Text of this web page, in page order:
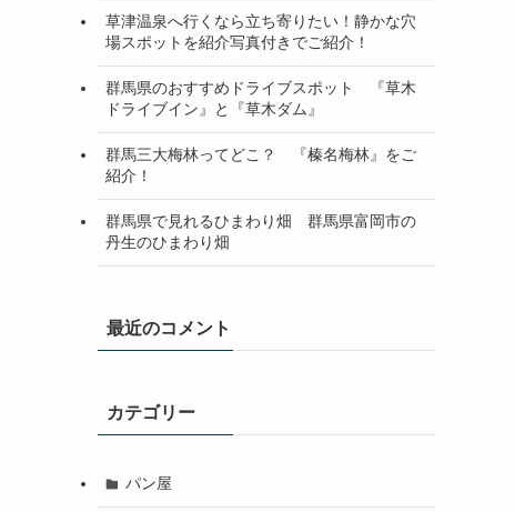
草津温泉へ行くなら立ち寄りたい！静かな穴
場スポットを紹介写真付きでご紹介！
群馬県のおすすめドライブスポット 『草木
ドライブイン』と『草木ダム』
群馬三大梅林ってどこ？ 『榛名梅林』をご
紹介！
群馬県で見れるひまわり畑 群馬県富岡市の
丹生のひまわり畑
最近のコメント
カテゴリー
パン屋